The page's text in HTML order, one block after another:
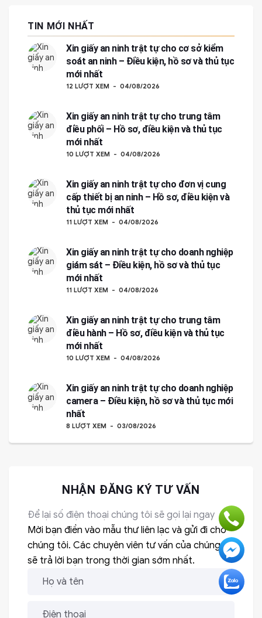
TIN MỚI NHẤT
Xin giấy an ninh trật tự cho cơ sở kiểm
soát an ninh – Điều kiện, hồ sơ và thủ tục
mới nhất
12 LƯỢT XEM 04/08/2026
Xin giấy an ninh trật tự cho trung tâm
điều phối – Hồ sơ, điều kiện và thủ tục
mới nhất
10 LƯỢT XEM 04/08/2026
Xin giấy an ninh trật tự cho đơn vị cung
cấp thiết bị an ninh – Hồ sơ, điều kiện và
thủ tục mới nhất
11 LƯỢT XEM 04/08/2026
Xin giấy an ninh trật tự cho doanh nghiệp
giám sát – Điều kiện, hồ sơ và thủ tục
mới nhất
11 LƯỢT XEM 04/08/2026
Xin giấy an ninh trật tự cho trung tâm
điều hành – Hồ sơ, điều kiện và thủ tục
mới nhất
10 LƯỢT XEM 04/08/2026
Xin giấy an ninh trật tự cho doanh nghiệp
camera – Điều kiện, hồ sơ và thủ tục mới
nhất
8 LƯỢT XEM 03/08/2026
NHẬN ĐĂNG KÝ TƯ VẤN
Để lại số điện thoại chúng tôi sẽ gọi lại ngay
Mời bạn điền vào mẫu thư liên lạc và gửi đi cho
chúng tôi. Các chuyên viên tư vấn của chúng tôi
sẽ trả lời bạn trong thời gian sớm nhất.